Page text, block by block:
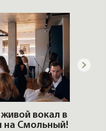
вокал в
на Смольный!